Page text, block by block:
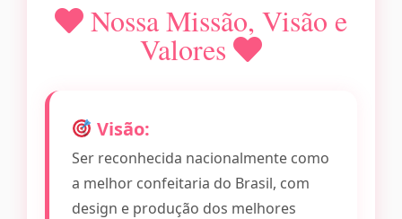
Nossa Missão, Visão e
Valores
Visão:
Ser reconhecida nacionalmente como
a melhor confeitaria do Brasil, com
design e produção dos melhores